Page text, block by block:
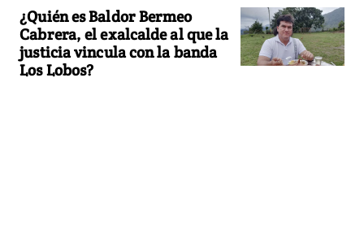
¿Quién es Baldor Bermeo
Cabrera, el exalcalde al que la
justicia vincula con la banda
Los Lobos?